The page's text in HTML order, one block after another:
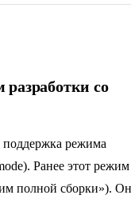
со
поддержка режима
Ранее этот режим
полной сборки»). Он